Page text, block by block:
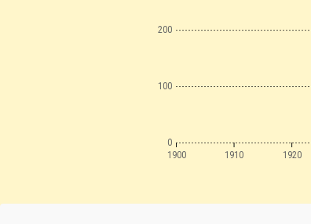
1900 1910 1920
0
100
200